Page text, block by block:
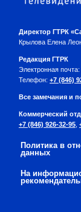
Директор ГТРК
Крылова Елена
Редакция ГТРК
Электронная почта:
Телефон: +7 (846)
Все замечания и
Коммерческий
+7 (846) 926-32-95
Политика в
данных
На